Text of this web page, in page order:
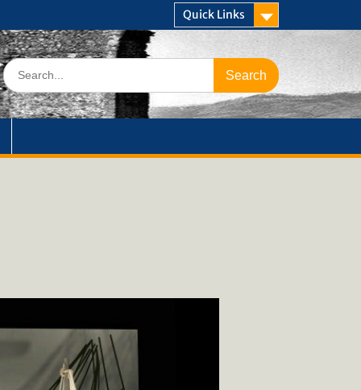
Quick Links
Search
for: